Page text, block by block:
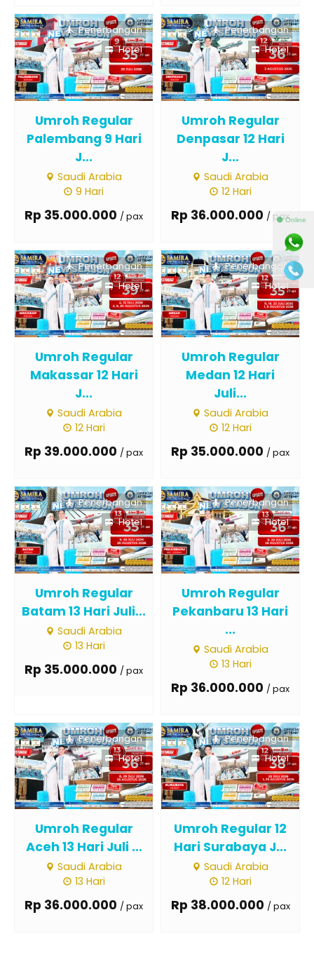
Umroh Regular
Palembang 9 Hari
J...
Saudi Arabia
9 Hari
Rp 35.000.000 / pax
Penerbangan
Hotel
Umroh Regular
Denpasar 12 Hari
J...
Saudi Arabia
12 Hari
Rp 36.000.000 / pax
Penerbangan
Hotel
Umroh Regular
Makassar 12 Hari
J...
Saudi Arabia
12 Hari
Rp 39.000.000 / pax
Penerbangan
Hotel
Umroh Regular
Medan 12 Hari
Juli...
Saudi Arabia
12 Hari
Rp 35.000.000 / pax
Penerbangan
Hotel
Umroh Regular
Batam 13 Hari Juli...
Saudi Arabia
13 Hari
Rp 35.000.000 / pax
Penerbangan
Hotel
Umroh Regular
Pekanbaru 13 Hari
...
Saudi Arabia
13 Hari
Rp 36.000.000 / pax
Penerbangan
Hotel
Umroh Regular
Aceh 13 Hari Juli ...
Saudi Arabia
13 Hari
Rp 36.000.000 / pax
Penerbangan
Hotel
Umroh Regular 12
Hari Surabaya J...
Saudi Arabia
12 Hari
Rp 38.000.000 / pax
Penerbangan
Hotel
⚫ Online